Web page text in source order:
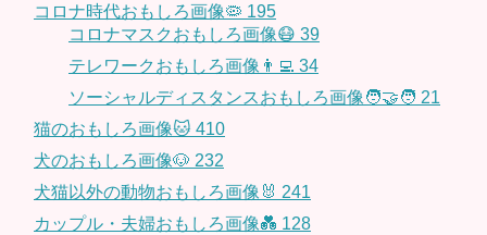
コロナ時代おもしろ画像🦠 195
コロナマスクおもしろ画像😷 39
テレワークおもしろ画像👨‍💻 34
ソーシャルディスタンスおもしろ画像🧑‍🤝‍🧑 21
猫のおもしろ画像🐱 410
犬のおもしろ画像🐶 232
犬猫以外の動物おもしろ画像🐰 241
カップル・夫婦おもしろ画像💑 128